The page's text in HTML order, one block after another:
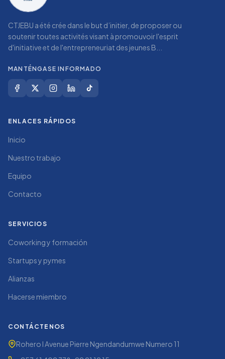
CTJEBU a été crée dans le but d’initier, de proposer ou
soutenir toutes activités visant à promouvoir l'esprit
d'initiative et de l'entrepreneuriat des jeunes B...
MANTÉNGASE INFORMADO
ENLACES RÁPIDOS
Inicio
Nuestro trabajo
Equipo
Contacto
SERVICIOS
Coworking y formación
Startups y pymes
Alianzas
Hacerse miembro
CONTÁCTENOS
Rohero I Avenue Pierre Ngendandumwe Numero 11